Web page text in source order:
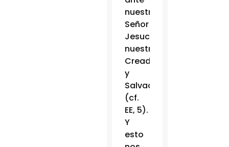
nuestro
Señor
Jesucristo,
nuestro
Creador
y
Salvador
(cf.
EE, 5).
Y
esto